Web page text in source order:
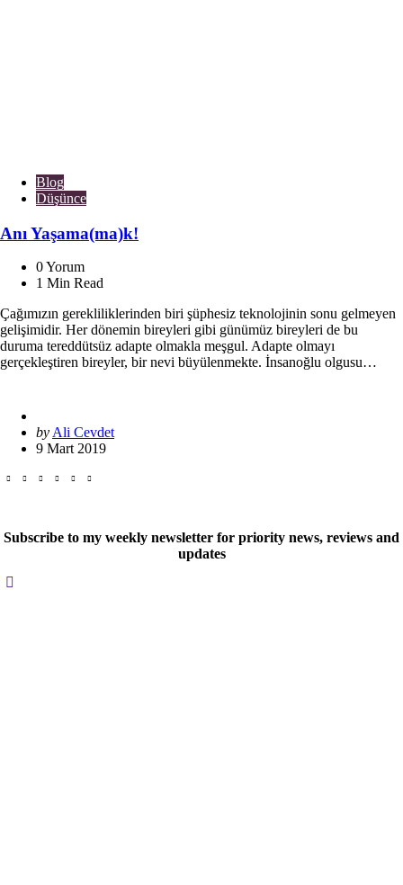
Blog
Düşünce
Anı Yaşama(ma)k!
0Yorum
1 Min Read
Çağımızın gerekliliklerinden biri şüphesiz teknolojinin sonu gelmeyen
gelişimidir. Her dönemin bireyleri gibi günümüz bireyleri de bu
duruma tereddütsüz adapte olmakla meşgul. Adapte olmayı
gerçekleştiren bireyler, bir nevi büyülenmekte. İnsanoğlu olgusu…
Posted
by
by Ali Cevdet
9 Mart 2019
Subscribe to my weekly newsletter for priority news, reviews and
updates